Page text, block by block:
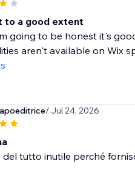
to a good extent
going to be honest it's
aren't available on Wix
/ Jul 24, 2026
del tutto inutile perché